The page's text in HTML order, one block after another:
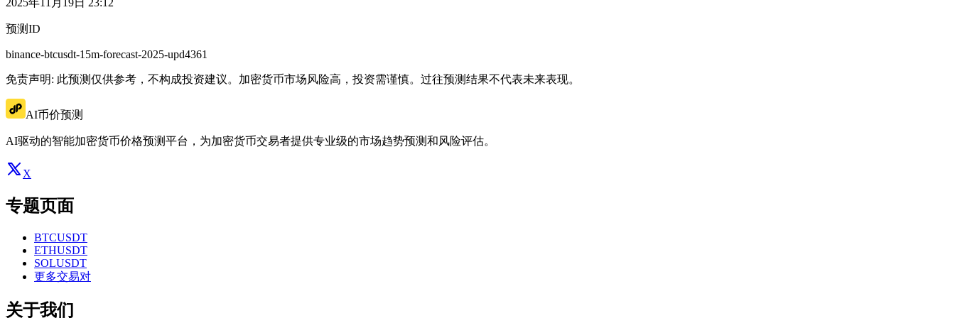
2025年11月19日 23:12
预测ID
binance-btcusdt-15m-forecast-2025-upd4361
免责声明: 此预测仅供参考，不构成投资建议。加密货币市场风险高，投资需谨慎。过往预测结果不代表未来表现。
AI币价预测
AI驱动的智能加密货币价格预测平台，为加密货币交易者提供专业级的市场趋势预测和风险评估。
X
专题页面
BTCUSDT
ETHUSDT
SOLUSDT
更多交易对
关于我们